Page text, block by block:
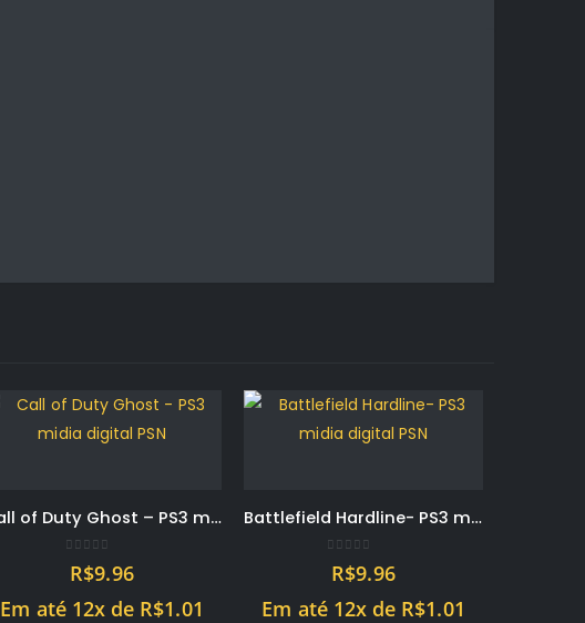
Call of Duty Ghost – PS3 midia digital PSN
R$9.96
Em até 12x de R$1.01
Battlefield Hardline- PS3 midia digital PSN
R$9.96
Em até 12x de R$1.01